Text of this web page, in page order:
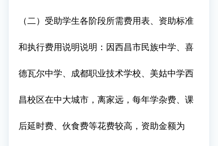
（二）受助学生各阶段所需费用表、资助标准
和执行费用说明说明：因西昌市民族中学、喜
德瓦尔中学、成都职业技术学校、美姑中学西
昌校区在中大城市，离家远，每年学杂费、课
后延时费、伙食费等花费较高，资助金额为